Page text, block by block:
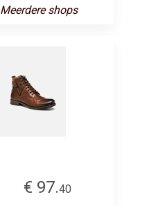
Meerdere shops
€ 97.40